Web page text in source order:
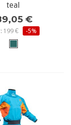
teal
€
199 € -5%